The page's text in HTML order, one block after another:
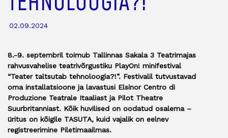
02.09.2024
8.-9. septembril toimub Tallinnas Sakala 3 Teatrimajas
rahvusvahelise teatrivõrgustiku PlayOn! minifestival
“Teater taltsutab tehnoloogia?!”. Festivalil tutvustavad
oma installatsioone ja lavastusi Elsinor Centro di
Produzione Teatrale Itaaliast ja Pilot Theatre
Suurbritanniast. Kõik huvilised on oodatud osalema –
üritus on kõigile TASUTA, kuid vajalik on eelnev
registreerimine Piletimaailmas.